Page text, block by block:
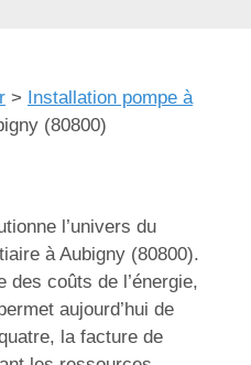
> Installation pompe à
(80800)
l’univers du
à Aubigny (80800).
des coûts de l’énergie,
aujourd’hui de
la facture de